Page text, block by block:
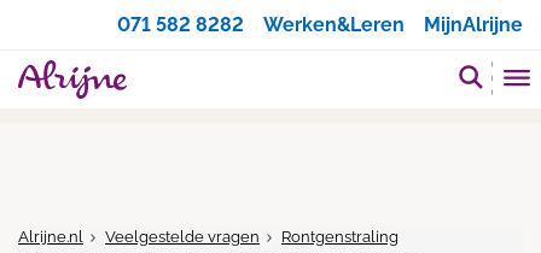
071 582 8282
Werken&Leren MijnAlrijne
Alrijne.nl Veelgestelde vragen
Rontgenstraling